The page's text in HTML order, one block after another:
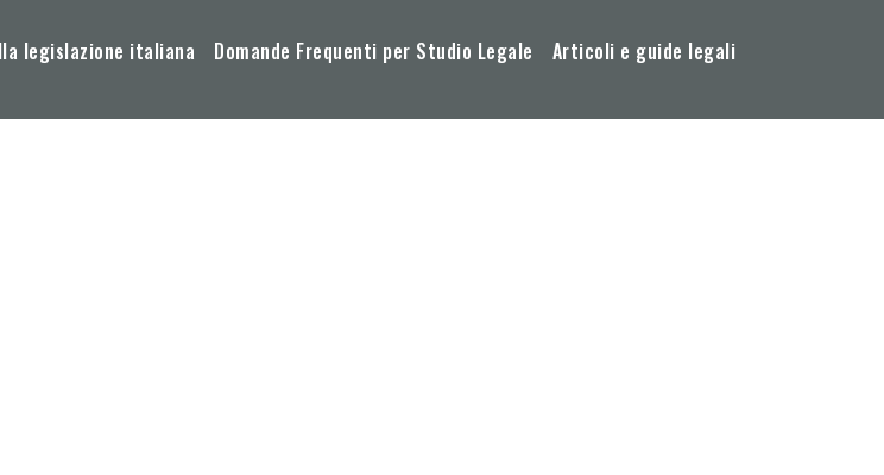
legislazione italiana Domande Frequenti per Studio Legale Articoli e guide legali